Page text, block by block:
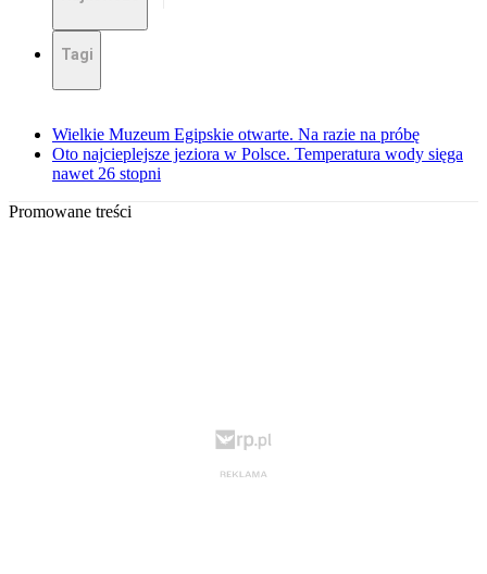
Tagi
Wielkie Muzeum Egipskie otwarte. Na razie na próbę
Oto najcieplejsze jeziora w Polsce. Temperatura wody sięga
nawet 26 stopni
Promowane treści